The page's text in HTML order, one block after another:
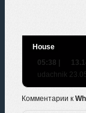
House
05:38 |
udachnik
Комментарии к